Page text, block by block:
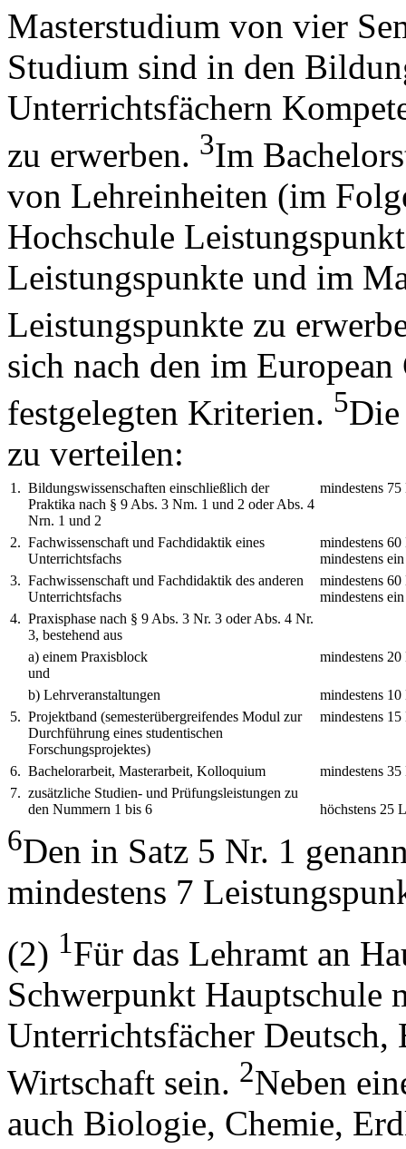
Masterstudium von vier
Studium sind in den
Unterrichtsfächern
zu erwerben. 3Im
von Lehreinheiten (im
Hochschule
Leistungspunkte und im
Leistungspunkte zu
sich nach den im
festgelegten Kriterien. 5
zu verteilen:
1. Bildungswissenschaften einschließlich der
Praktika nach § 9 Abs. 3 Nm. 1 und 2 oder Abs. 4
Nrn. 1 und 2
mindestens
2. Fachwissenschaft und Fachdidaktik eines
Unterrichtsfachs
mindestens
mindestens
3. Fachwissenschaft und Fachdidaktik des anderen
Unterrichtsfachs
mindestens
mindestens
4. Praxisphase nach § 9 Abs. 3 Nr. 3 oder Abs. 4 Nr.
3, bestehend aus
a) einem Praxisblock
und
mindestens
b) Lehrveranstaltungen
mindestens
5. Projektband (semesterübergreifendes Modul zur
Durchführung eines studentischen
Forschungsprojektes)
mindestens
6. Bachelorarbeit, Masterarbeit, Kolloquium
mindestens
7. zusätzliche Studien- und Prüfungsleistungen zu
den Nummern 1 bis 6
höchstens 25
6Den in Satz 5 Nr. 1
mindestens 7
(2) 1Für das Lehramt an
Schwerpunkt Hauptschule
Unterrichtsfächer
Wirtschaft sein. 2Neben
auch Biologie, Chemie,